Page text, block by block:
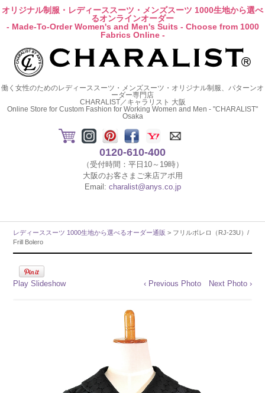
オリジナル制服・レディーススーツ・メンズスーツ 1000生地から選べ
るオンラインオーダー
- Made-To-Order Women's and Men's Suits - Choose from 1000
Fabrics Online -
働く女性のためのレディーススーツ・メンズスーツ・オリジナル制服、パターンオ
ーダー専門店
CHARALIST／キャラリスト 大阪
Online Store for Custom Fashion for Working Women and Men - "CHARALIST"
Osaka
0120-610-400
（受付時間：平日10～19時）
大阪のお客さまご来店アポ用
Email: charalist@anys.co.jp
レディーススーツ 1000生地から選べるオーダー通販 > フリルボレロ（RJ-23U）/
Frill Bolero
Play Slideshow ‹ Previous Photo Next Photo ›